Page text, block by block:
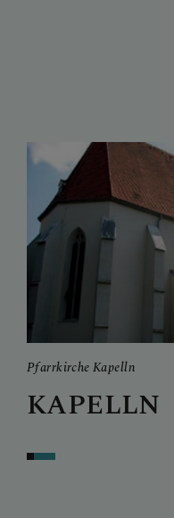
Pfarrkirche Kapelln
KAPELLN